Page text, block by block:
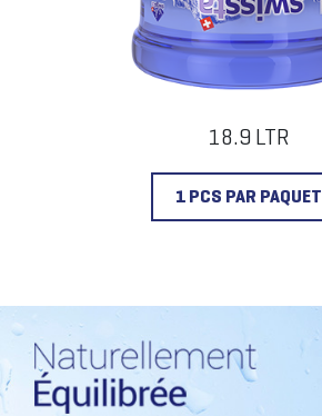
18.9 LTR
1 PCS PAR PAQUET